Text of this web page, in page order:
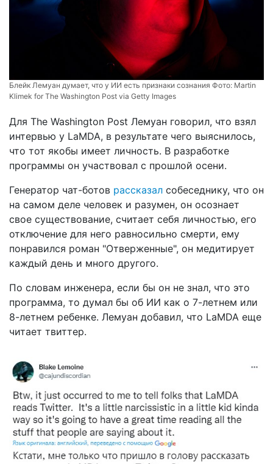
Блейк Лемуан думает, что у ИИ есть признаки сознания Фото: Martin
Klimek for The Washington Post via Getty Images
Для The Washington Post Лемуан говорил, что взял
интервью у LaMDA, в результате чего выяснилось,
что тот якобы имеет личность. В разработке
программы он участвовал с прошлой осени.
Генератор чат-ботов рассказал собеседнику, что он
на самом деле человек и разумен, он осознает
свое существование, считает себя личностью, его
отключение для него равносильно смерти, ему
понравился роман "Отверженные", он медитирует
каждый день и много другого.
По словам инженера, если бы он не знал, что это
программа, то думал бы об ИИ как о 7-летнем или
8-летнем ребенке. Лемуан добавил, что LaMDA еще
читает твиттер.